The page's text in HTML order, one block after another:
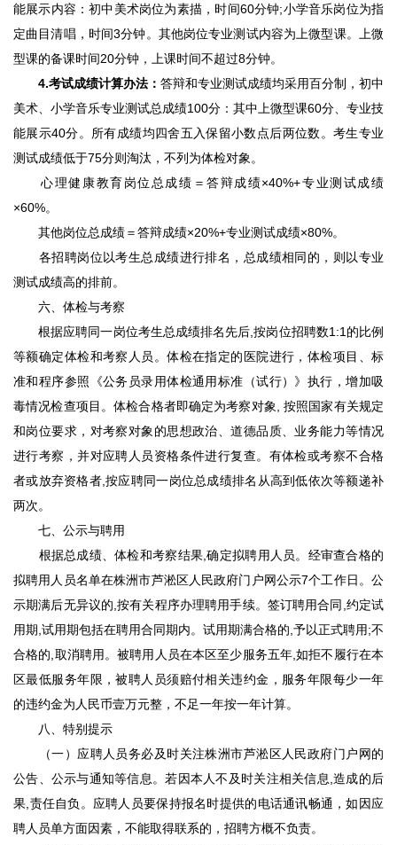
能展示内容：初中美术岗位为素描，时间60分钟;小学音乐岗位为指
定曲目清唱，时间3分钟。其他岗位专业测试内容为上微型课。上微
型课的备课时间20分钟，上课时间不超过8分钟。
4.考试成绩计算办法： 答辩和专业测试成绩均采用百分制，初中
美术、小学音乐专业测试总成绩100分：其中上微型课60分、专业技
能展示40分。所有成绩均四舍五入保留小数点后两位数。考生专业
测试成绩低于75分则淘汰，不列为体检对象。
心理健康教育岗位总成绩＝答辩成绩×40%+专业测试成绩
×60%。
其他岗位总成绩＝答辩成绩×20%+专业测试成绩×80%。
各招聘岗位以考生总成绩进行排名，总成绩相同的，则以专业
测试成绩高的排前。
六、体检与考察
根据应聘同一岗位考生总成绩排名先后,按岗位招聘数1:1的比例
等额确定体检和考察人员。体检在指定的医院进行，体检项目、标
准和程序参照《公务员录用体检通用标准（试行）》执行，增加吸
毒情况检查项目。体检合格者即确定为考察对象, 按照国家有关规定
和岗位要求，对考察对象的思想政治、道德品质、业务能力等情况
进行考察，并对应聘人员资格条件进行复查。有体检或考察不合格
者或放弃资格者,按应聘同一岗位总成绩排名从高到低依次等额递补
两次。
七、公示与聘用
根据总成绩、体检和考察结果,确定拟聘用人员。经审查合格的
拟聘用人员名单在株洲市芦淞区人民政府门户网公示7个工作日。公
示期满后无异议的,按有关程序办理聘用手续。签订聘用合同,约定试
用期,试用期包括在聘用合同期内。试用期满合格的,予以正式聘用;不
合格的,取消聘用。被聘用人员在本区至少服务五年,如拒不履行在本
区最低服务年限，被聘人员须赔付相关违约金，服务年限每少一年
的违约金为人民币壹万元整，不足一年按一年计算。
八、特别提示
（一）应聘人员务必及时关注株洲市芦淞区人民政府门户网的
公告、公示与通知等信息。若因本人不及时关注相关信息,造成的后
果,责任自负。应聘人员要保持报名时提供的电话通讯畅通，如因应
聘人员单方面因素，不能取得联系的，招聘方概不负责。